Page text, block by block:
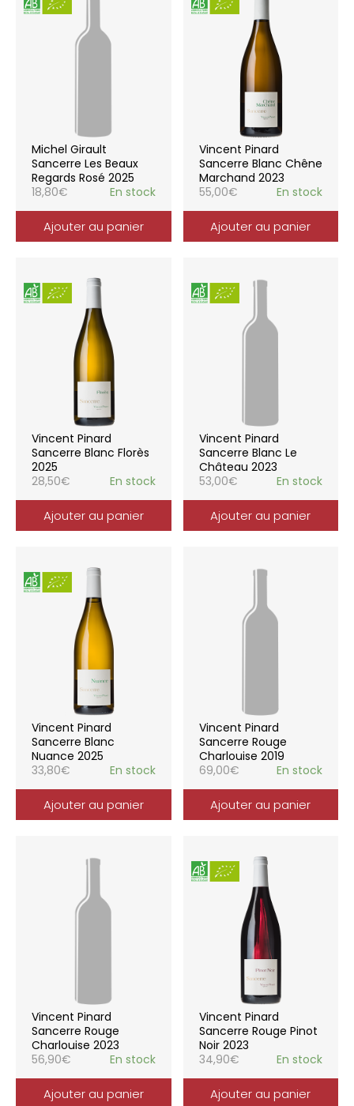
Michel Girault
Sancerre Les Beaux
Regards Rosé 2025
18,80€ En stock
Ajouter au panier
Vincent Pinard
Sancerre Blanc Chêne
Marchand 2023
55,00€ En stock
Ajouter au panier
Vincent Pinard
Sancerre Blanc Florès
2025
28,50€ En stock
Ajouter au panier
Vincent Pinard
Sancerre Blanc Le
Château 2023
53,00€ En stock
Ajouter au panier
Vincent Pinard
Sancerre Blanc
Nuance 2025
33,80€ En stock
Ajouter au panier
Vincent Pinard
Sancerre Rouge
Charlouise 2019
69,00€ En stock
Ajouter au panier
Vincent Pinard
Sancerre Rouge
Charlouise 2023
56,90€ En stock
Ajouter au panier
Vincent Pinard
Sancerre Rouge Pinot
Noir 2023
34,90€ En stock
Ajouter au panier